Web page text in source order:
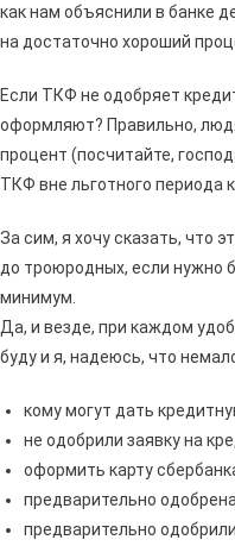
как нам объяснили в банке
на достаточно хороший
Если ТКФ не одобряет
оформляют? Правильно,
процент (посчитайте,
ТКФ вне льготного периода
За сим, я хочу сказать, что
до троюродных, если нужно
минимум.
Да, и везде, при каждом
буду и я, надеюсь, что
кому могут дать
не одобрили заявку на
оформить карту
предварительно
предварительно